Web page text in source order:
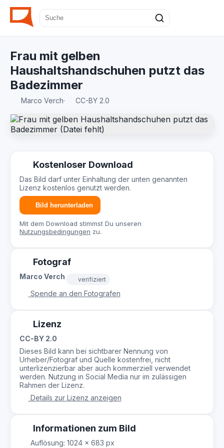
Frau mit gelben
Haushaltshandschuhen putzt das
Badezimmer
Marco Verch· CC-BY 2.0
Kostenloser Download
Das Bild darf unter Einhaltung der unten genannten
Lizenz kostenlos genutzt werden.
Bild herunterladen
Mit dem Download stimmst Du unseren
Nutzungsbedingungen zu.
Fotograf
Marco Verch verifiziert
Spende an den Fotografen
Lizenz
CC-BY 2.0
Dieses Bild kann bei sichtbarer Nennung von
Urheber/Fotograf und Quelle kostenfrei, nicht
unterlizenzierbar aber auch kommerziell verwendet
werden. Nutzung in Social Media nur im zulässigen
Rahmen der Lizenz.
Details zur Lizenz anzeigen
Informationen zum Bild
Auflösung: 1024 × 683 px